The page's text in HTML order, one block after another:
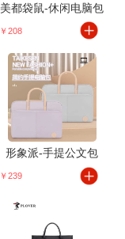
美都袋鼠-休闲电脑包
￥208
形象派-手提公文包
￥239